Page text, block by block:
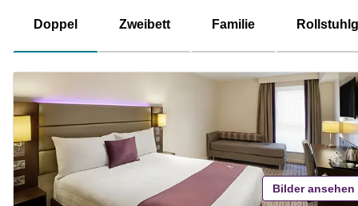
Doppel Zweibett Familie
Bilder ansehen